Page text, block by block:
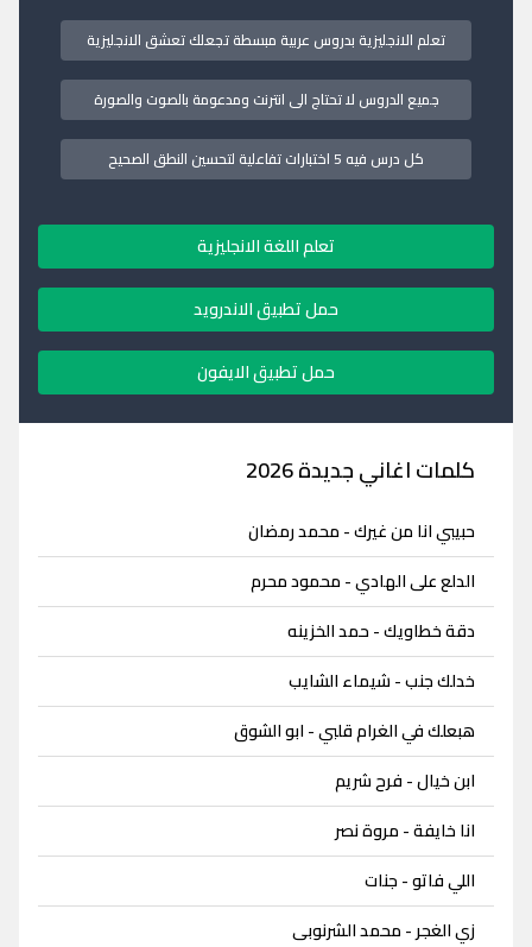
تعلم الانجليزية بدروس عربية مبسطة تجعلك تعشق الانجليزية
جميع الدروس لا تحتاج الى انترنت ومدعومة بالصوت والصورة
كل درس فيه 5 اختبارات تفاعلية لتحسين النطق الصحيح
تعلم اللغة الانجليزية
حمل تطبيق الاندرويد
حمل تطبيق الايفون
كلمات اغاني جديدة 2026
حبيبي انا من غيرك - محمد رمضان
الدلع على الهادي - محمود محرم
دقة خطاويك - حمد الخزينه
خدلك جنب - شيماء الشايب
هبعلك في الغرام قلبي - ابو الشوق
ابن خيال - فرح شريم
انا خايفة - مروة نصر
اللي فاتو - جنات
زي الغجر - محمد الشرنوبى